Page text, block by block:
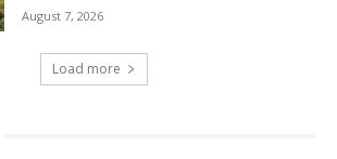
August 7, 2026
Load more